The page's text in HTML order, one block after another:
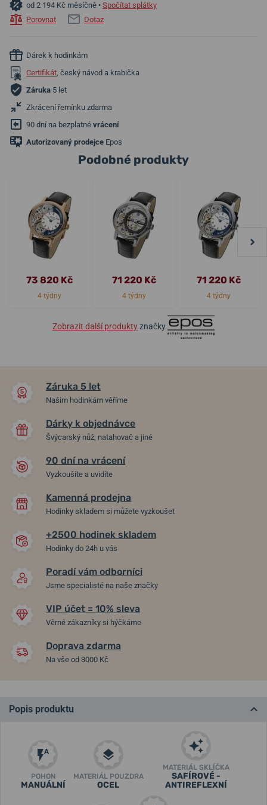
od 2 194 Kč měsíčně • Spočítat splátky
Porovnat
Dotaz
Dárek k hodinkám
Certifikát, český návod a krabička
Záruka 5 let
Zkrácení řemínku zdarma
90 dní na bezplatné vrácení
Autorizovaný prodejce Epos
Podobné produkty
73 820 Kč
4 týdny
71 220 Kč
4 týdny
71 220 Kč
4 týdny
Zobrazit další produktyznačky
Záruka 5 let
Našim hodinkám věříme
Dárky k objednávce
Švýcarský nůž, natahovač a jiné
90 dní na vrácení
Vyzkoušíte a uvidíte
Kamenná prodejna
Hodinky skladem si můžete vyzkoušet
+2500 hodinek skladem
Hodinky do 24h u vás
Poradí vám odborníci
Jsme specialisté na naše značky
VIP účet = 10% sleva
Věrné zákazníky si hýčkáme
Doprava zdarma
Na vše od 3000 Kč
Popis produktu
POHON
MANUÁLNÍ
MATERIÁL POUZDRA
OCEL
MATERIÁL SKLÍČKA
SAFÍROVÉ -
ANTIREFLEXNÍ